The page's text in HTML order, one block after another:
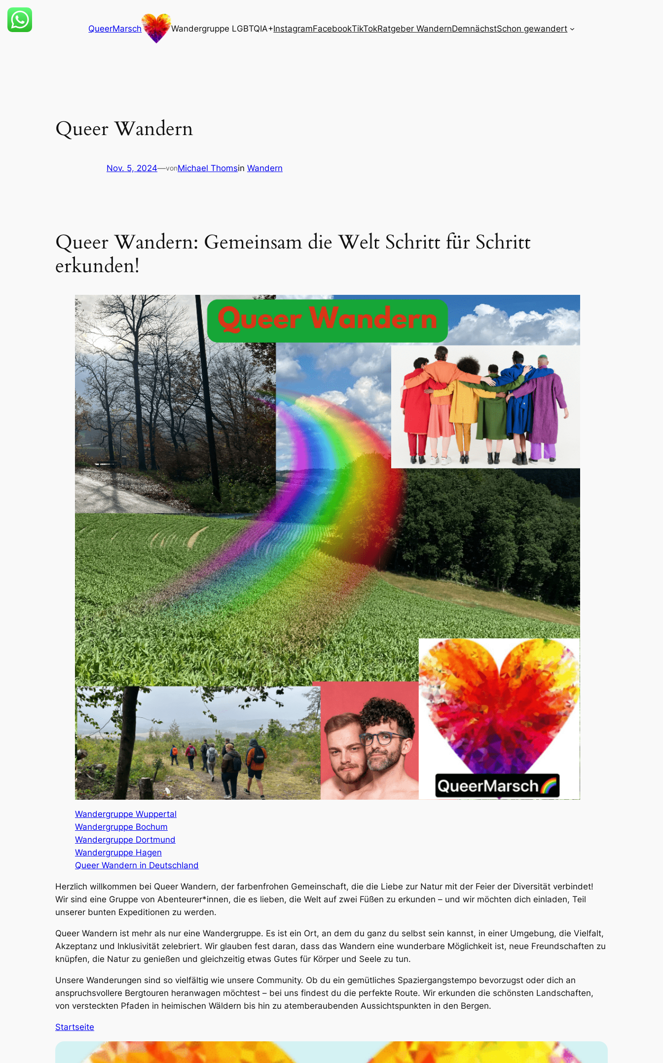
Zum
Inhalt
QueerMarsch Wandergruppe LGBTQIA+InstagramFacebookTikTokRatgeber WandernDemnächstSchon gewandert
Queer Wandern
Nov. 5, 2024—vonMichael Thomsin Wandern
Queer Wandern: Gemeinsam die Welt Schritt für Schritt
erkunden!
Wandergruppe Wuppertal
Wandergruppe Bochum
Wandergruppe Dortmund
Wandergruppe Hagen
Queer Wandern in Deutschland
Herzlich willkommen bei Queer Wandern, der farbenfrohen Gemeinschaft, die die Liebe zur Natur mit der Feier der Diversität verbindet!
Wir sind eine Gruppe von Abenteurer*innen, die es lieben, die Welt auf zwei Füßen zu erkunden – und wir möchten dich einladen, Teil
unserer bunten Expeditionen zu werden.
Queer Wandern ist mehr als nur eine Wandergruppe. Es ist ein Ort, an dem du ganz du selbst sein kannst, in einer Umgebung, die Vielfalt,
Akzeptanz und Inklusivität zelebriert. Wir glauben fest daran, dass das Wandern eine wunderbare Möglichkeit ist, neue Freundschaften zu
knüpfen, die Natur zu genießen und gleichzeitig etwas Gutes für Körper und Seele zu tun.
Unsere Wanderungen sind so vielfältig wie unsere Community. Ob du ein gemütliches Spaziergangstempo bevorzugst oder dich an
anspruchsvollere Bergtouren heranwagen möchtest – bei uns findest du die perfekte Route. Wir erkunden die schönsten Landschaften,
von versteckten Pfaden in heimischen Wäldern bis hin zu atemberaubenden Aussichtspunkten in den Bergen.
Startseite